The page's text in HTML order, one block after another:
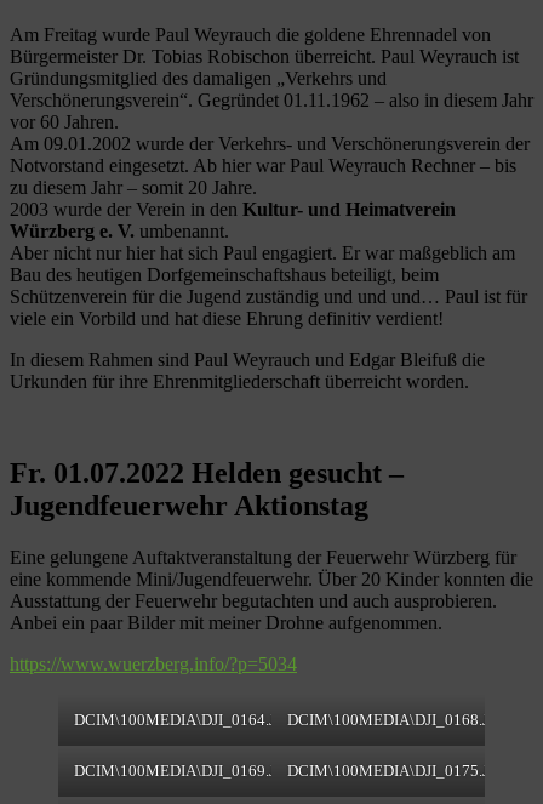
Am Freitag wurde Paul Weyrauch die goldene Ehrennadel von
Bürgermeister Dr. Tobias Robischon überreicht. Paul Weyrauch ist
Gründungsmitglied des damaligen „Verkehrs und
Verschönerungsverein“. Gegründet 01.11.1962 – also in diesem Jahr
vor 60 Jahren.
Am 09.01.2002 wurde der Verkehrs- und Verschönerungsverein der
Notvorstand eingesetzt. Ab hier war Paul Weyrauch Rechner – bis
zu diesem Jahr – somit 20 Jahre.
2003 wurde der Verein in den Kultur- und Heimatverein
Würzberg e. V. umbenannt.
Aber nicht nur hier hat sich Paul engagiert. Er war maßgeblich am
Bau des heutigen Dorfgemeinschaftshaus beteiligt, beim
Schützenverein für die Jugend zuständig und und und… Paul ist für
viele ein Vorbild und hat diese Ehrung definitiv verdient!
In diesem Rahmen sind Paul Weyrauch und Edgar Bleifuß die
Urkunden für ihre Ehrenmitgliederschaft überreicht worden.
Fr. 01.07.2022 Helden gesucht –
Jugendfeuerwehr Aktionstag
Eine gelungene Auftaktveranstaltung der Feuerwehr Würzberg für
eine kommende Mini/Jugendfeuerwehr. Über 20 Kinder konnten die
Ausstattung der Feuerwehr begutachten und auch ausprobieren.
Anbei ein paar Bilder mit meiner Drohne aufgenommen.
https://www.wuerzberg.info/?p=5034
DCIM\100MEDIA\DJI_0164.JPGDCIM\100MEDIA\DJI_0168.JPG
DCIM\100MEDIA\DJI_0169.JPGDCIM\100MEDIA\DJI_0175.JPG